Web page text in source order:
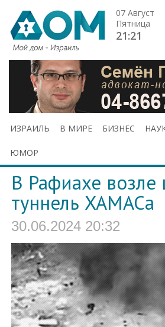
07 Август
Пятница
21:21
ИЗРАИЛЬ В МИРЕ БИЗНЕС
ЮМОР
В Рафиахе возле
туннель ХАМАСа
30.06.2024 20:32